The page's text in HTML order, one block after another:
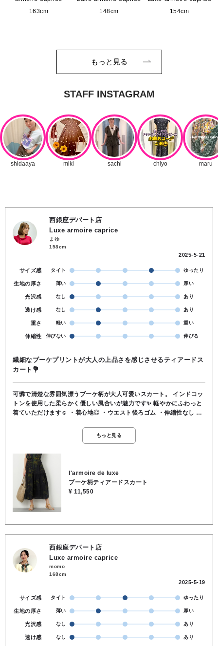
163cm 148cm 154cm
もっと見る
西銀座デパート店
Luxe armoire caprice
まゆ
158cm
2025-5-21
サイズ感 タイト ゆったり
生地の厚さ 薄い 厚い
光沢感 なし あり
透け感 なし あり
重さ 軽い 重い
伸縮性 伸びない 伸びる
繊細なブーケプリントが大人の上品さを感じさせるティアードス
カート💐
可憐で清楚な雰囲気漂うブーケ柄が大人可愛いスカート。 インドコッ
トンを使用した柔らかく優しい風合いが魅力です✨️ 軽やかにふわっと
着ていただけます☺️ ・着心地◎ ・ウエスト後ろゴム ・伸縮性なし ・
もっと見る
l'armoire de luxe
ブーケ柄ティアードスカート
¥ 11,550
西銀座デパート店
Luxe armoire caprice
momo
168cm
2025-5-19
サイズ感 タイト ゆったり
生地の厚さ 薄い 厚い
光沢感 なし あり
透け感 なし あり